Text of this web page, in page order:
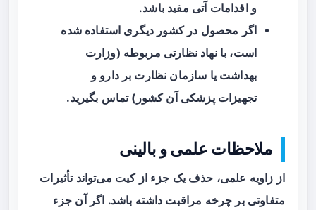
و اقدامات آتی مفید باشد.
اگر محصول در کشور دیگری استفاده شده
است، با نهاد نظارتی مربوطه (وزارت
بهداشت یا سازمان نظارت بر دارو و
تجهیزات پزشکی آن کشور) تماس بگیرید.
ملاحظات علمی و بالینی
از زاویه علمی، حذف یک جزء از کیت می‌تواند تأثیرات
متفاوتی بر چرخه مراقبت داشته باشد. اگر آن جزء